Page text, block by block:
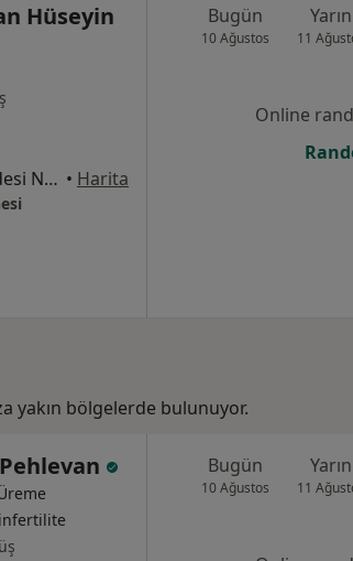
Hüseyin
Bulgurlu Mahallesi Alemdağ Caddesi No:100, Üsküdar • Harita
Bugün
10 Ağustos
Yarın
11
Online
yakın bölgelerde bulunuyor.
Bugün
10 Ağustos
Yarın
11